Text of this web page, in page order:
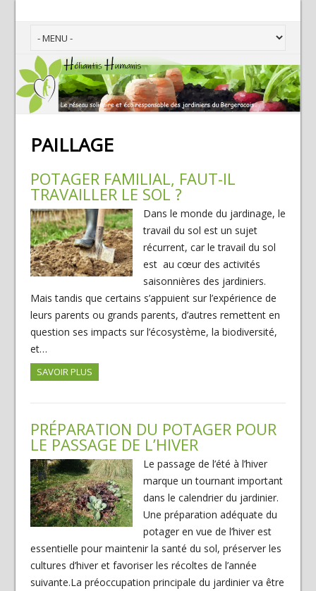
PAILLAGE
POTAGER FAMILIAL, FAUT-IL
TRAVAILLER LE SOL ?
Dans le monde du jardinage, le
travail du sol est un sujet
récurrent, car le travail du sol
est au cœur des activités
saisonnières des jardiniers.
Mais tandis que certains s’appuient sur l’expérience de
leurs parents ou grands parents, d’autres remettent en
question ses impacts sur l’écosystème, la biodiversité,
et…
SAVOIR PLUS
PRÉPARATION DU POTAGER POUR
LE PASSAGE DE L’HIVER
Le passage de l’été à l’hiver
marque un tournant important
dans le calendrier du jardinier.
Une préparation adéquate du
potager en vue de l’hiver est
essentielle pour maintenir la santé du sol, préserver les
cultures d’hiver et favoriser les récoltes de l’année
suivante.La préoccupation principale du jardinier va être